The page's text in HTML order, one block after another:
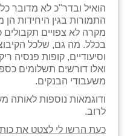
הואיל ובדר"כ לא מדובר
התמורות בגין היחידות הן
מקרה לא צפויים
בכלל. מה גם, שלכל
וסיעודיים, קופות פנסיה
ואלו דורשים תשלומים
משעבודי הבנקים.
ודוגמאות נוספות לאותה
לרוב.
כעת הרשו לי לצטט את